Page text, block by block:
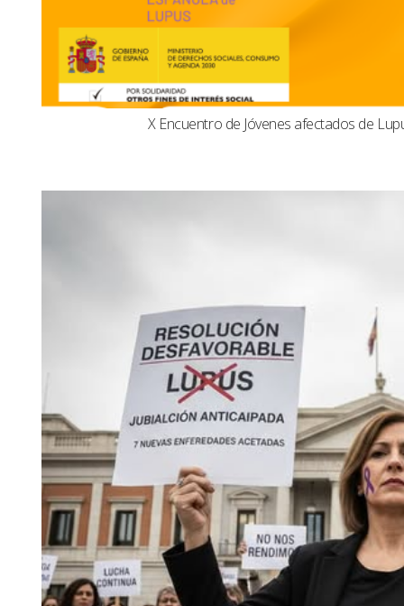
X Encuentro de Jóvenes afectados de